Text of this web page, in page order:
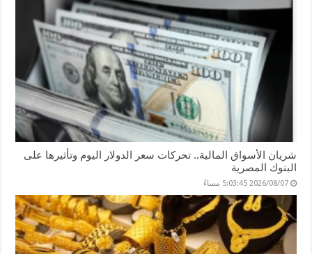
شريان الأسواق المالية.. تحركات سعر الدولار اليوم وتأثيرها على
البنوك المصرية
2026/08/07 5:03:45 مساءً